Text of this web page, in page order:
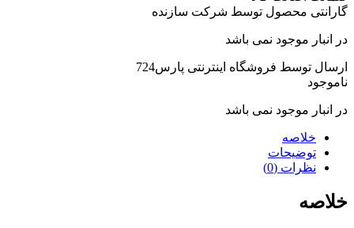
گارانتی محصول توسط شرکت سازنده
در انبار موجود نمی باشد
ارسال توسط فروشگاه اینترنتی پارس724
ناموجود
در انبار موجود نمی باشد
خلاصه
توضیحات
نظرات (0)
خلاصه